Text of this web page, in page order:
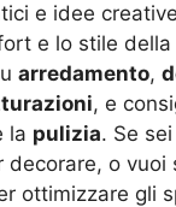
e idee
e lo stile della
arredamento,
, e
la pulizia. Se
decorare, o vuoi
ottimizzare gli